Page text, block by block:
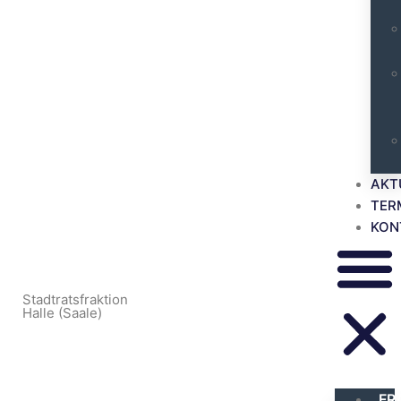
Stadtratsfraktion
Halle (Saale)